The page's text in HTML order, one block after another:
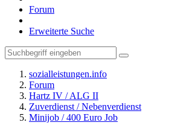
Forum
Erweiterte Suche
sozialleistungen.info
Forum
Hartz IV / ALG II
Zuverdienst / Nebenverdienst
Minijob / 400 Euro Job